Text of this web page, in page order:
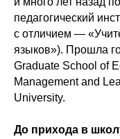
педагогический
с отличием —
языков»). Прошла
Graduate School of
Management and
University.
До прихода в